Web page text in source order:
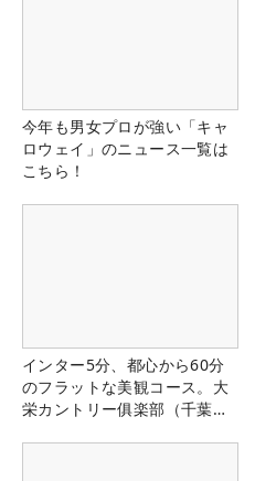
今年も男女プロが強い「キャ
ロウェイ」のニュース一覧は
こちら！
インター5分、都心から60分
のフラットな美観コース。大
栄カントリー俱楽部（千葉